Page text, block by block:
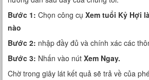
Bước 1: Chọn công cụ Xem tuổi Kỷ Hợi
nào
Bước 2: nhập đầy đủ và chính xác các
Bước 3: Nhấn vào nút Xem Ngay.
Chờ trong giây lát kết quả sẽ trả về của